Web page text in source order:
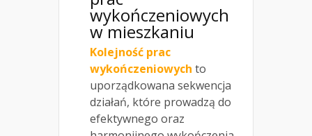
wykończeniowych
w mieszkaniu
Kolejność prac
wykończeniowych to
uporządkowana sekwencja
działań, które prowadzą do
efektywnego oraz